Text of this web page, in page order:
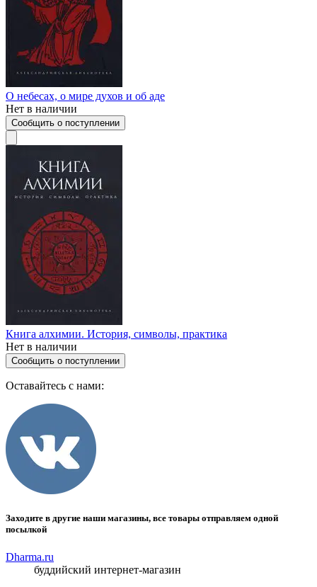
О небесах, о мире духов и об аде
Нет в наличии
Сообщить о поступлении
Книга алхимии. История, символы, практика
Нет в наличии
Сообщить о поступлении
Оставайтесь с нами:
Заходите в другие наши магазины, все товары отправляем одной
посылкой
Dharma.ru
буддийский интернет-магазин